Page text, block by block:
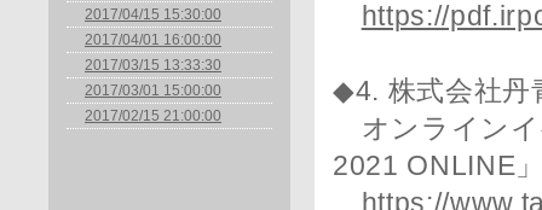
2017/04/15 15:30:00
2017/04/01 16:00:00
2017/03/15 13:33:30
2017/03/01 15:00:00
2017/02/15 21:00:00
https://
◆4. 株式会社丹
オンラインイ
2021 ONLINE
https://